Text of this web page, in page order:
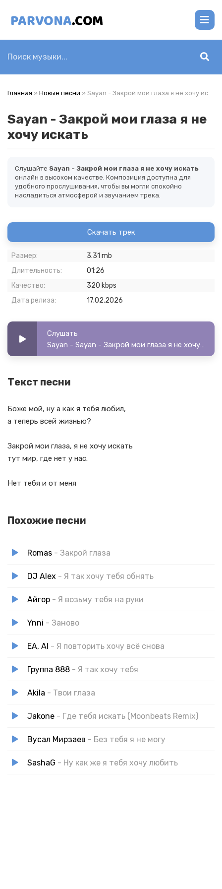
Главная » Новые песни » Sayan - Закрой мои глаза я не хочу искать
Sayan - Закрой мои глаза я не
хочу искать
Слушайте Sayan - Закрой мои глаза я не хочу искать
онлайн в высоком качестве. Композиция доступна для
удобного прослушивания, чтобы вы могли спокойно
насладиться атмосферой и звучанием трека.
Скачать трек
Размер:
3.31 mb
Длительность:
01:26
Качество:
320 kbps
Дата релиза:
17.02.2026
Слушать
Sayan - Sayan - Закрой мои глаза я не хочу искать
Текст песни
Боже мой, ну а как я тебя любил,
а теперь всей жизнью?
Закрой мои глаза, я не хочу искать
тут мир, где нет у нас.
Нет тебя и от меня
Похожие песни
Romas - Закрой глаза
DJ Alex - Я так хочу тебя обнять
Айгор - Я возьму тебя на руки
Ynni - Заново
EA, AI - Я повторить хочу всё снова
Группа 888 - Я так хочу тебя
Akila - Твои глаза
Jakone - Где тебя искать (Moonbeats Remix)
Вусал Мирзаев - Без тебя я не могу
SashaG - Ну как же я тебя хочу любить